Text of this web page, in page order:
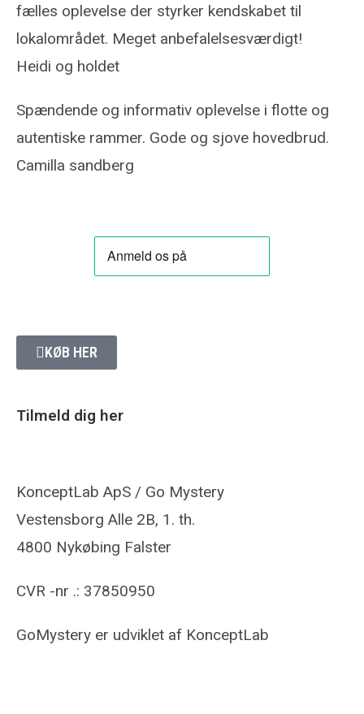
fælles oplevelse der styrker kendskabet til
lokalområdet. Meget anbefalelsesværdigt!
Heidi og holdet
Spændende og informativ oplevelse i flotte og
autentiske rammer. Gode og sjove hovedbrud.
Camilla sandberg
KØB HER
Tilmeld dig her
KonceptLab ApS / Go Mystery
Vestensborg Alle 2B, 1. th.
4800 Nykøbing Falster
CVR -nr .: 37850950
GoMystery er udviklet af KonceptLab